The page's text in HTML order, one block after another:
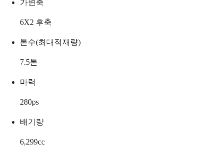
가변축
6X2 후축
톤수(최대적재량)
7.5톤
마력
280ps
배기량
6,299cc